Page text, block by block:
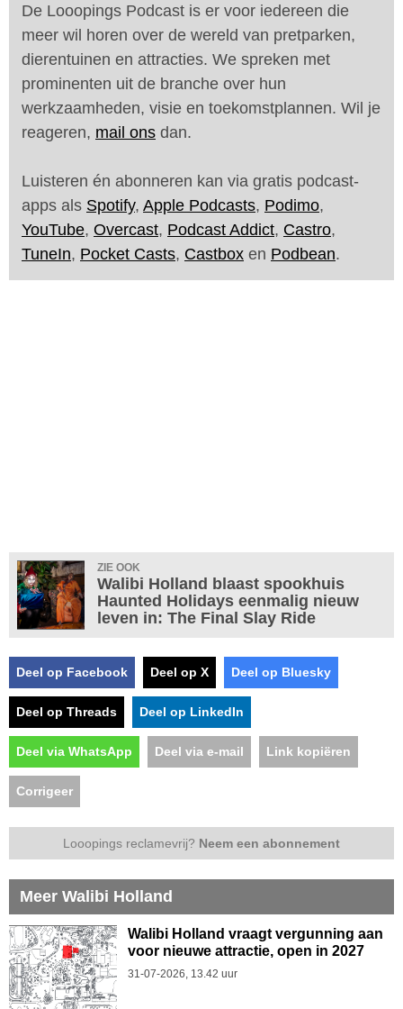
De Looopings Podcast is er voor iedereen die
meer wil horen over de wereld van pretparken,
dierentuinen en attracties. We spreken met
prominenten uit de branche over hun
werkzaamheden, visie en toekomstplannen. Wil je
reageren, mail ons dan.
Luisteren én abonneren kan via gratis podcast-
apps als Spotify, Apple Podcasts, Podimo,
YouTube, Overcast, Podcast Addict, Castro,
TuneIn, Pocket Casts, Castbox en Podbean.
ZIE OOK
Walibi Holland blaast spookhuis
Haunted Holidays eenmalig nieuw
leven in: The Final Slay Ride
Deel op Facebook Deel op X Deel op Bluesky
Deel op Threads Deel op LinkedIn
Deel via WhatsApp Deel via e-mail Link kopiëren
Corrigeer
Looopings reclamevrij? Neem een abonnement
Meer Walibi Holland
Walibi Holland vraagt vergunning aan
voor nieuwe attractie, open in 2027
31-07-2026, 13.42 uur